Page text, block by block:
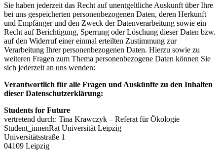
Sie haben jederzeit das Recht auf unentgeltliche Auskunft über Ihre
bei uns gespeicherten personenbezogenen Daten, deren Herkunft
und Empfänger und den Zweck der Datenverarbeitung sowie ein
Recht auf Berichtigung, Sperrung oder Löschung dieser Daten bzw.
auf den Widerruf einer einmal erteilten Zustimmung zur
Verarbeitung Ihrer personenbezogenen Daten. Hierzu sowie zu
weiteren Fragen zum Thema personenbezogene Daten können Sie
sich jederzeit an uns wenden:
Verantwortlich für alle Fragen und Auskünfte zu den Inhalten
dieser Datenschutzerklärung:
Students for Future
vertretend durch: Tina Krawczyk – Referat für Ökologie
Student_innenRat Universität Leipzig
Universitätsstraße 1
04109 Leipzig